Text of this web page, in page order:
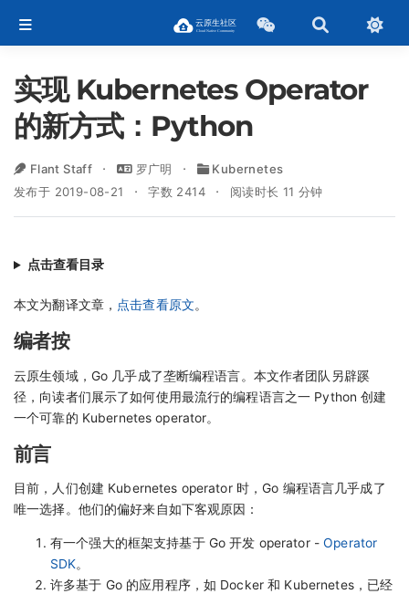
实现 Kubernetes Operator
的新方式：Python
Flant Staff 罗广明
Kubernetes
发布于 2019-08-21
字数 2414 阅读时长 11 分钟
点击查看目录
本文为翻译文章， 点击查看原文。
编者按
云原生领域，Go 几乎成了垄断编程语言。本文作者团队另辟蹊
径，向读者们展示了如何使用最流行的编程语言之一 Python 创建
一个可靠的 Kubernetes operator。
前言
目前，人们创建 Kubernetes operator 时，Go 编程语言几乎成了
唯一选择。他们的偏好来自如下客观原因：
有一个强大的框架支持基于 Go 开发 operator -Operator
SDK。
许多基于 Go 的应用程序，如 Docker 和 Kubernetes，已经